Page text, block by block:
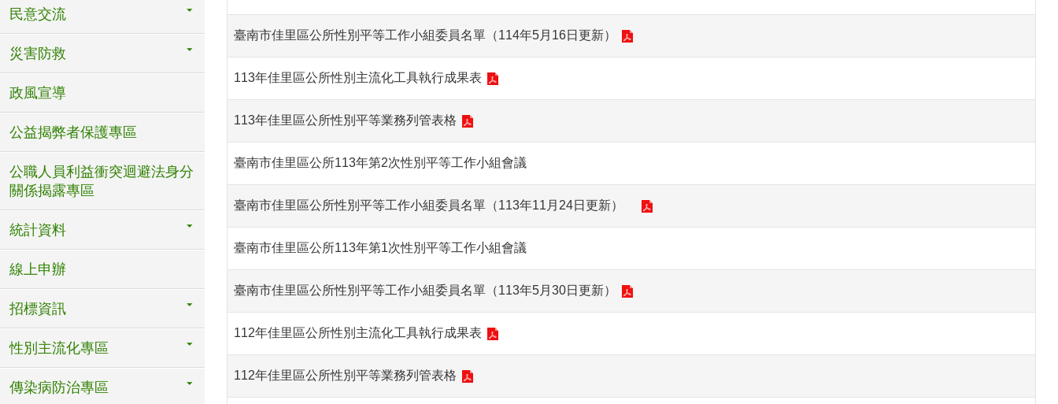
民意交流
災害防救
政風宣導
公益揭弊者保護專區
公職人員利益衝突迴避法身分
關係揭露專區
統計資料
線上申辦
招標資訊
性別主流化專區
傳染病防治專區
臺南市佳里區公所性別平等工作小組委員名單（114年5月16日更新）
113年佳里區公所性別主流化工具執行成果表
113年佳里區公所性別平等業務列管表格
臺南市佳里區公所113年第2次性別平等工作小組會議
臺南市佳里區公所性別平等工作小組委員名單（113年11月24日更新）
臺南市佳里區公所113年第1次性別平等工作小組會議
臺南市佳里區公所性別平等工作小組委員名單（113年5月30日更新）
112年佳里區公所性別主流化工具執行成果表
112年佳里區公所性別平等業務列管表格